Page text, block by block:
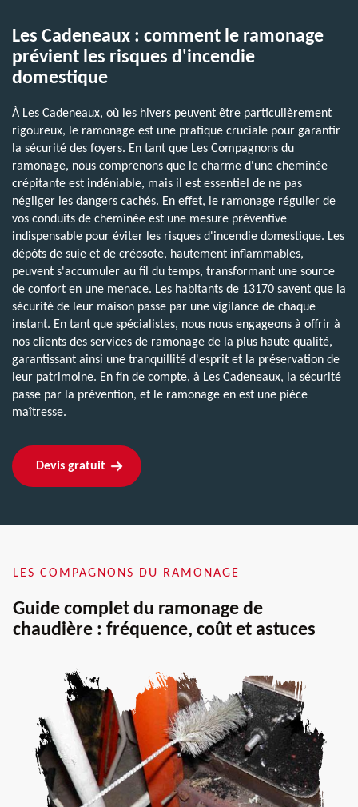
Les Cadeneaux : comment le ramonage
prévient les risques d'incendie
domestique
À Les Cadeneaux, où les hivers peuvent être particulièrement
rigoureux, le ramonage est une pratique cruciale pour garantir
la sécurité des foyers. En tant que Les Compagnons du
ramonage, nous comprenons que le charme d'une cheminée
crépitante est indéniable, mais il est essentiel de ne pas
négliger les dangers cachés. En effet, le ramonage régulier de
vos conduits de cheminée est une mesure préventive
indispensable pour éviter les risques d'incendie domestique. Les
dépôts de suie et de créosote, hautement inflammables,
peuvent s'accumuler au fil du temps, transformant une source
de confort en une menace. Les habitants de 13170 savent que la
sécurité de leur maison passe par une vigilance de chaque
instant. En tant que spécialistes, nous nous engageons à offrir à
nos clients des services de ramonage de la plus haute qualité,
garantissant ainsi une tranquillité d'esprit et la préservation de
leur patrimoine. En fin de compte, à Les Cadeneaux, la sécurité
passe par la prévention, et le ramonage en est une pièce
maîtresse.
Devis gratuit
LES COMPAGNONS DU RAMONAGE
Guide complet du ramonage de
chaudière : fréquence, coût et astuces